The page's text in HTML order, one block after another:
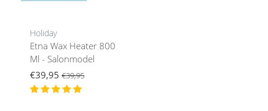
Holiday
Etna Wax Heater 800
Ml - Salonmodel
€39,95 €39,95